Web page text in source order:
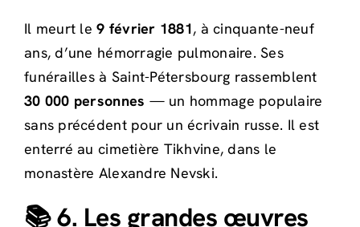
Il meurt le9 février 1881, à cinquante-neuf
ans, d’une hémorragie pulmonaire. Ses
funérailles à Saint-Pétersbourg rassemblent
30 000 personnes — un hommage populaire
sans précédent pour un écrivain russe. Il est
enterré au cimetière Tikhvine, dans le
monastère Alexandre Nevski.
📚 6. Les grandes œuvres